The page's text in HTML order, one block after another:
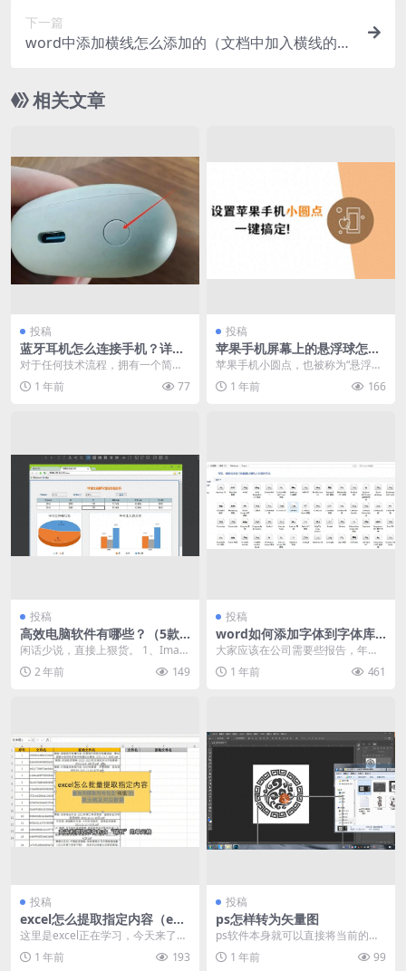
下一篇
word中添加横线怎么添加的（文档中加入横线的方
相关文章
投稿
蓝牙耳机怎么连接手机？详细
步骤分享
对于任何技术流程，拥有一个简单
易记的口诀都能事半功倍。对于蓝
牙耳机连接手机这一操...
1 年前 77
投稿
苹果手机屏幕上的悬浮球怎么
设置？苹果手机的小圆点设置
方法
苹果手机小圆点，也被称为“悬浮按
钮”，是一项便利的功能。在手机主
屏幕上，我们可以...
1 年前 166
投稿
高效电脑软件有哪些？（5款
强大到离谱电脑软件推荐）
闲话少说，直接上狠货。 1、Imag
eGlass ImageGlass，无疑是一...
2 年前 149
投稿
word如何添加字体到字体库
（Word下载以及安装字体方
法）
大家应该在公司需要些报告，年终
总结等文档的时候，写这些正式文
档的往往就需要很严格...
1 年前 461
投稿
excel怎么提取指定内容（exc
el批量提取指定内容方法）
这里是excel正在学习，今天来了解
excel怎么批量提取指定内容。 ·需
求是查...
1 年前 193
投稿
ps怎样转为矢量图
ps软件本身就可以直接将当前的图
片转化为矢量图。传统方法、老方
法都知道，好像原先...
1 年前 99